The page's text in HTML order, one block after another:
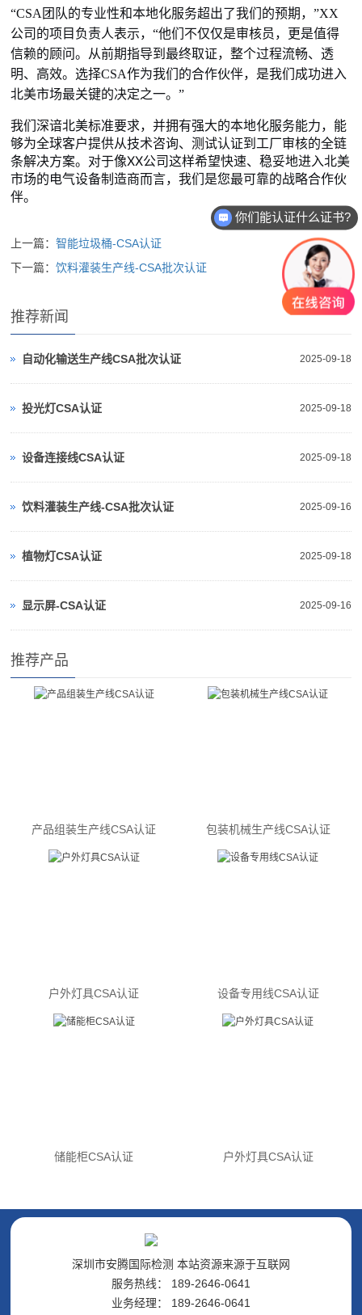
“CSA团队的专业性和本地化服务超出了我们的预期，”XX
公司的项目负责人表示，“他们不仅仅是审核员，更是值得
信赖的顾问。从前期指导到最终取证，整个过程流畅、透
明、高效。选择CSA作为我们的合作伙伴，是我们成功进入
北美市场最关键的决定之一。”
我们深谙北美标准要求，并拥有强大的本地化服务能力，能
够为全球客户提供从技术咨询、测试认证到工厂审核的全链
条解决方案。对于像XX公司这样希望快速、稳妥地进入北美
市场的电气设备制造商而言，我们是您最可靠的战略合作伙
伴。
上一篇：智能垃圾桶-CSA认证
下一篇：饮料灌装生产线-CSA批次认证
推荐新闻
2025-09-18
自动化输送生产线CSA批次认证
2025-09-18
投光灯CSA认证
2025-09-18
设备连接线CSA认证
2025-09-16
饮料灌装生产线-CSA批次认证
2025-09-18
植物灯CSA认证
2025-09-16
显示屏-CSA认证
推荐产品
产品组装生产线CSA认证 包装机械生产线CSA认证
户外灯具CSA认证 设备专用线CSA认证
储能柜CSA认证 户外灯具CSA认证
深圳市安腾国际检测 本站资源来源于互联网
服务热线： 189-2646-0641
业务经理： 189-2646-0641
你们能认证什么证书?